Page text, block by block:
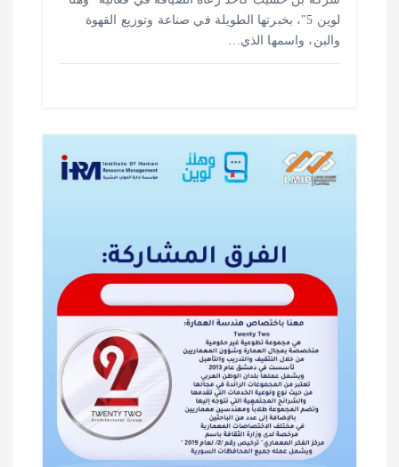
لوين 5″، بخبرتها الطويلة في صناعة وتوزيع القهوة
والبن، واسمها الذي…